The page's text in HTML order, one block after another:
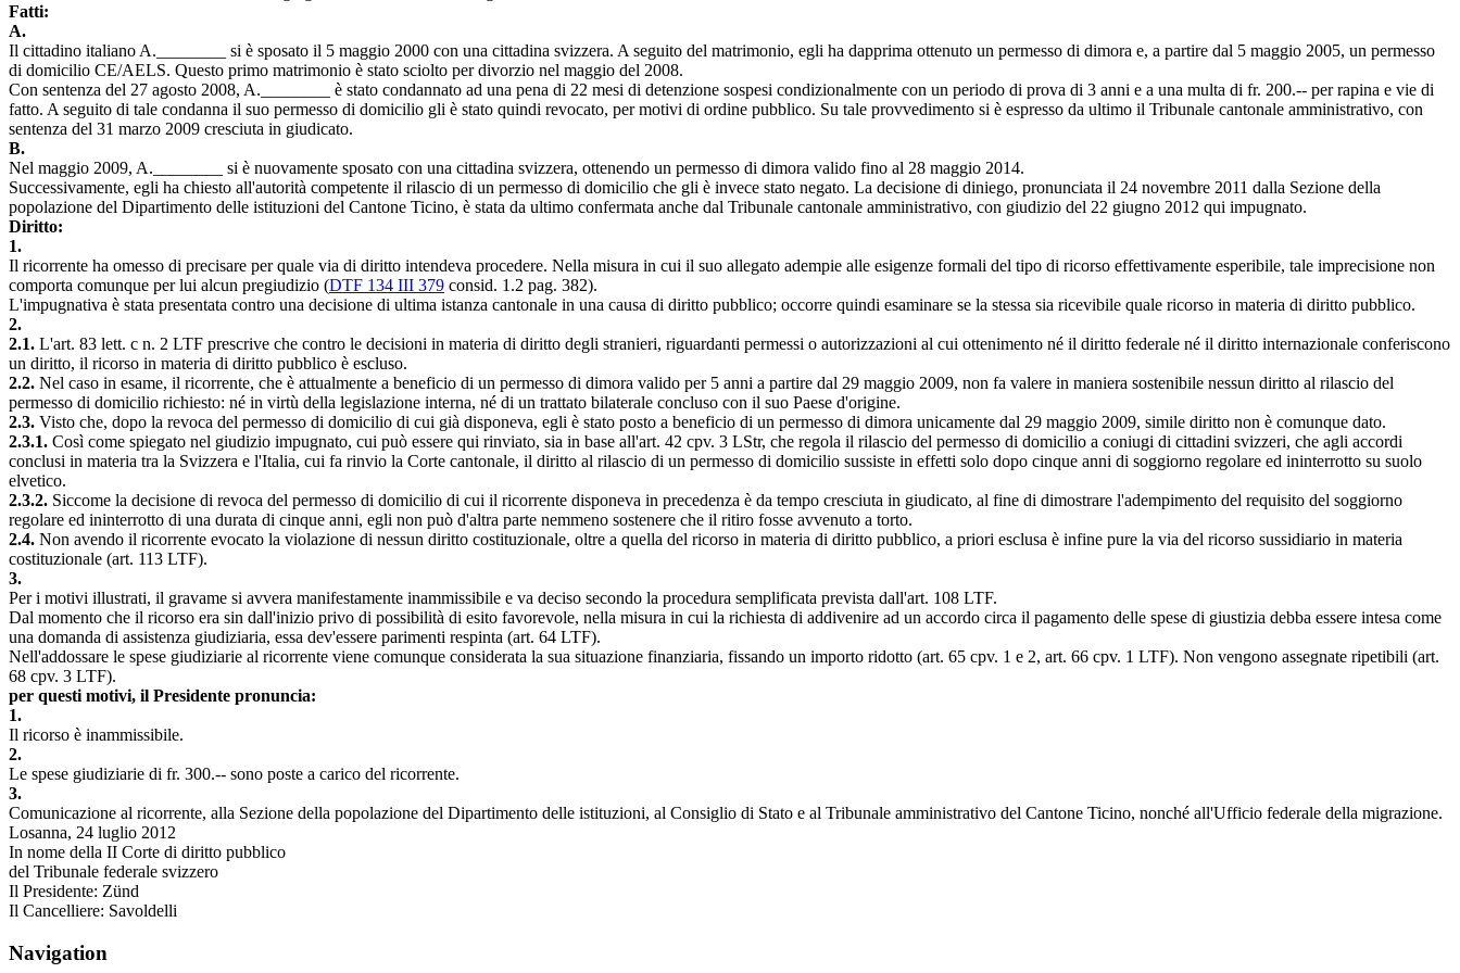
Fatti:
A.
Il cittadino italiano A.________ si è sposato il 5 maggio 2000 con una cittadina svizzera. A seguito del matrimonio, egli ha dapprima ottenuto un permesso di dimora e, a partire dal 5 maggio 2005, un permesso
di domicilio CE/AELS. Questo primo matrimonio è stato sciolto per divorzio nel maggio del 2008.
Con sentenza del 27 agosto 2008, A.________ è stato condannato ad una pena di 22 mesi di detenzione sospesi condizionalmente con un periodo di prova di 3 anni e a una multa di fr. 200.-- per rapina e vie di
fatto. A seguito di tale condanna il suo permesso di domicilio gli è stato quindi revocato, per motivi di ordine pubblico. Su tale provvedimento si è espresso da ultimo il Tribunale cantonale amministrativo, con
sentenza del 31 marzo 2009 cresciuta in giudicato.
B.
Nel maggio 2009, A.________ si è nuovamente sposato con una cittadina svizzera, ottenendo un permesso di dimora valido fino al 28 maggio 2014.
Successivamente, egli ha chiesto all'autorità competente il rilascio di un permesso di domicilio che gli è invece stato negato. La decisione di diniego, pronunciata il 24 novembre 2011 dalla Sezione della
popolazione del Dipartimento delle istituzioni del Cantone Ticino, è stata da ultimo confermata anche dal Tribunale cantonale amministrativo, con giudizio del 22 giugno 2012 qui impugnato.
Diritto:
1.
Il ricorrente ha omesso di precisare per quale via di diritto intendeva procedere. Nella misura in cui il suo allegato adempie alle esigenze formali del tipo di ricorso effettivamente esperibile, tale imprecisione non
comporta comunque per lui alcun pregiudizio (DTF 134 III 379 consid. 1.2 pag. 382).
L'impugnativa è stata presentata contro una decisione di ultima istanza cantonale in una causa di diritto pubblico; occorre quindi esaminare se la stessa sia ricevibile quale ricorso in materia di diritto pubblico.
2.
2.1. L'art. 83 lett. c n. 2 LTF prescrive che contro le decisioni in materia di diritto degli stranieri, riguardanti permessi o autorizzazioni al cui ottenimento né il diritto federale né il diritto internazionale conferiscono
un diritto, il ricorso in materia di diritto pubblico è escluso.
2.2. Nel caso in esame, il ricorrente, che è attualmente a beneficio di un permesso di dimora valido per 5 anni a partire dal 29 maggio 2009, non fa valere in maniera sostenibile nessun diritto al rilascio del
permesso di domicilio richiesto: né in virtù della legislazione interna, né di un trattato bilaterale concluso con il suo Paese d'origine.
2.3. Visto che, dopo la revoca del permesso di domicilio di cui già disponeva, egli è stato posto a beneficio di un permesso di dimora unicamente dal 29 maggio 2009, simile diritto non è comunque dato.
2.3.1. Così come spiegato nel giudizio impugnato, cui può essere qui rinviato, sia in base all'art. 42 cpv. 3 LStr, che regola il rilascio del permesso di domicilio a coniugi di cittadini svizzeri, che agli accordi
conclusi in materia tra la Svizzera e l'Italia, cui fa rinvio la Corte cantonale, il diritto al rilascio di un permesso di domicilio sussiste in effetti solo dopo cinque anni di soggiorno regolare ed ininterrotto su suolo
elvetico.
2.3.2. Siccome la decisione di revoca del permesso di domicilio di cui il ricorrente disponeva in precedenza è da tempo cresciuta in giudicato, al fine di dimostrare l'adempimento del requisito del soggiorno
regolare ed ininterrotto di una durata di cinque anni, egli non può d'altra parte nemmeno sostenere che il ritiro fosse avvenuto a torto.
2.4. Non avendo il ricorrente evocato la violazione di nessun diritto costituzionale, oltre a quella del ricorso in materia di diritto pubblico, a priori esclusa è infine pure la via del ricorso sussidiario in materia
costituzionale (art. 113 LTF).
3.
Per i motivi illustrati, il gravame si avvera manifestamente inammissibile e va deciso secondo la procedura semplificata prevista dall'art. 108 LTF.
Dal momento che il ricorso era sin dall'inizio privo di possibilità di esito favorevole, nella misura in cui la richiesta di addivenire ad un accordo circa il pagamento delle spese di giustizia debba essere intesa come
una domanda di assistenza giudiziaria, essa dev'essere parimenti respinta (art. 64 LTF).
Nell'addossare le spese giudiziarie al ricorrente viene comunque considerata la sua situazione finanziaria, fissando un importo ridotto (art. 65 cpv. 1 e 2, art. 66 cpv. 1 LTF). Non vengono assegnate ripetibili (art.
68 cpv. 3 LTF).
per questi motivi, il Presidente pronuncia:
1.
Il ricorso è inammissibile.
2.
Le spese giudiziarie di fr. 300.-- sono poste a carico del ricorrente.
3.
Comunicazione al ricorrente, alla Sezione della popolazione del Dipartimento delle istituzioni, al Consiglio di Stato e al Tribunale amministrativo del Cantone Ticino, nonché all'Ufficio federale della migrazione.
Losanna, 24 luglio 2012
In nome della II Corte di diritto pubblico
del Tribunale federale svizzero
Il Presidente: Zünd
Il Cancelliere: Savoldelli
Navigation